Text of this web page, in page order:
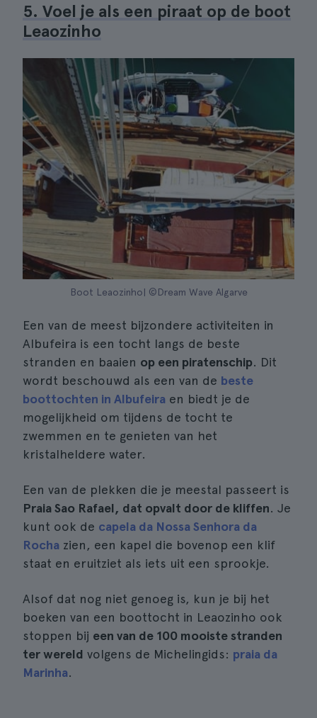
5. Voel je als een piraat op de boot
Leaozinho
Boot Leaozinho| ©Dream Wave Algarve
Een van de meest bijzondere activiteiten in
Albufeira is een tocht langs de beste
stranden en baaien op een piratenschip. Dit
wordt beschouwd als een van de beste
boottochten in Albufeira en biedt je de
mogelijkheid om tijdens de tocht te
zwemmen en te genieten van het
kristalheldere water.
Een van de plekken die je meestal passeert is
Praia Sao Rafael, dat opvalt door de kliffen. Je
kunt ook de capela da Nossa Senhora da
Rocha zien, een kapel die bovenop een klif
staat en eruitziet als iets uit een sprookje.
Alsof dat nog niet genoeg is, kun je bij het
boeken van een boottocht in Leaozinho ook
stoppen bij een van de 100 mooiste stranden
ter wereld volgens de Michelingids: praia da
Marinha.